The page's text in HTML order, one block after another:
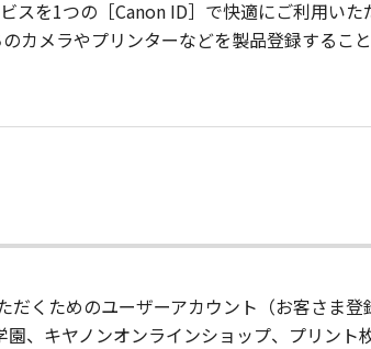
を1つの［Canon ID］で快適にご利用いた
カメラやプリンターなどを製品登録するこ
だくためのユーザーアカウント（お客さま
、キヤノンオンラインショップ、プリン